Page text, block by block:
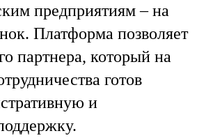
предприятиям – на
Платформа позволяет
партнера, который на
готов
и